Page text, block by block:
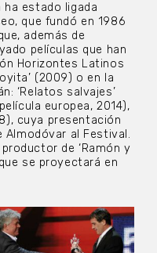
ha estado ligada
que fundó en 1986
además de
películas que han
Horizontes Latinos
(2009) o en la
‘Relatos salvajes’
europea, 2014),
cuya presentación
al Festival.
de ‘Ramón y
se proyectará en